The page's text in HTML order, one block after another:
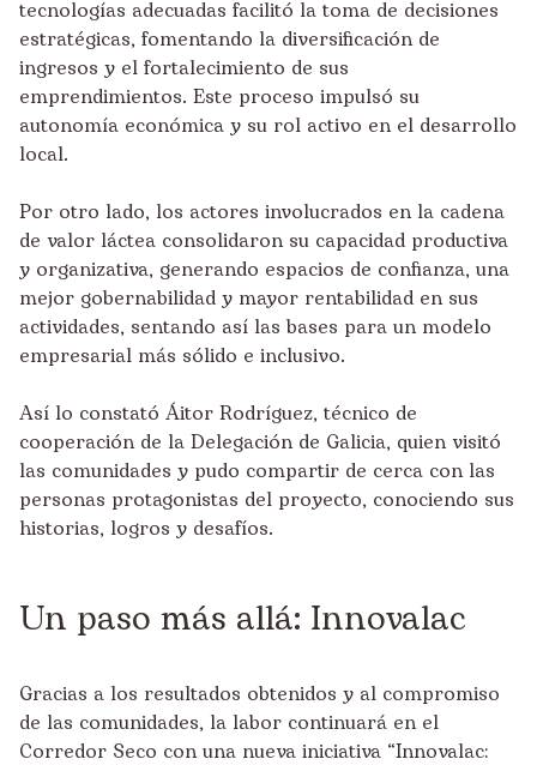
tecnologías adecuadas facilitó la toma de decisiones
estratégicas, fomentando la diversificación de
ingresos y el fortalecimiento de sus
emprendimientos. Este proceso impulsó su
autonomía económica y su rol activo en el desarrollo
local.
Por otro lado, los actores involucrados en la cadena
de valor láctea consolidaron su capacidad productiva
y organizativa, generando espacios de confianza, una
mejor gobernabilidad y mayor rentabilidad en sus
actividades, sentando así las bases para un modelo
empresarial más sólido e inclusivo.
Así lo constató Áitor Rodríguez, técnico de
cooperación de la Delegación de Galicia, quien visitó
las comunidades y pudo compartir de cerca con las
personas protagonistas del proyecto, conociendo sus
historias, logros y desafíos.
Un paso más allá: Innovalac
Gracias a los resultados obtenidos y al compromiso
de las comunidades, la labor continuará en el
Corredor Seco con una nueva iniciativa “Innovalac: